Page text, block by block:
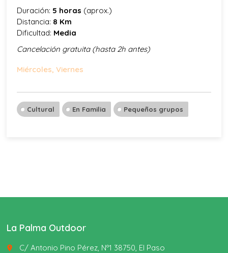
Duración: 5 horas (aprox.)
Distancia: 8 Km
Dificultad: Media
Cancelación gratuita (hasta 2h antes)
Miércoles, Viernes
Cultural En Familia Pequeños grupos
La Palma Outdoor
place C/ Antonio Pino Pérez, Nº1 38750, El Paso